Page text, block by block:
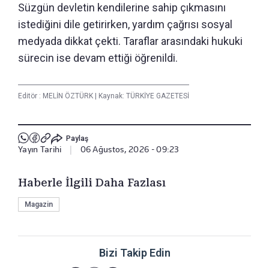
Süzgün devletin kendilerine sahip çıkmasını
istediğini dile getirirken, yardım çağrısı sosyal
medyada dikkat çekti. Taraflar arasındaki hukuki
sürecin ise devam ettiği öğrenildi.
Editör : MELİN ÖZTÜRK | Kaynak: TÜRKİYE GAZETESİ
Paylaş
Yayın Tarihi 06 Ağustos, 2026 - 09:23
Haberle İlgili Daha Fazlası
Magazin
Bizi Takip Edin